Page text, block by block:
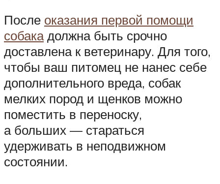
После оказания первой помощи
собакадолжна быть срочно
доставлена к ветеринару. Для того,
чтобы ваш питомец не нанес себе
дополнительного вреда, собак
мелких пород и щенков можно
поместить в переноску,
а больших — стараться
удерживать в неподвижном
состоянии.